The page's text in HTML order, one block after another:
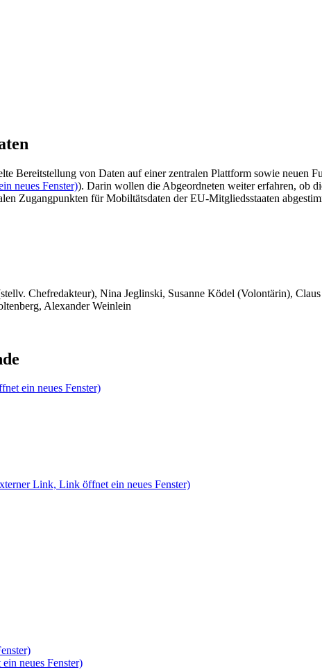
Bereitstellung von Daten auf einer zentralen Plattform sowie
neues Fenster)). Darin wollen die Abgeordneten weiter erfahren, ob
Zugangpunkten für Mobiltätsdaten der EU-Mitgliedsstaaten
Chefredakteur), Nina Jeglinski, Susanne Ködel (Volontärin),
Alexander Weinlein
ein neues Fenster)
Link, Link öffnet ein neues Fenster)
neues Fenster)